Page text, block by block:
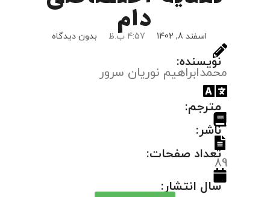
دام اسفند 8, 1402 4:57 ب.ظ بدون دیدگاه
نویسنده:
محمدابراهیم نوریان سرور
مترجم:
ناشر:
تعداد صفحات:
89
سال انتشار: